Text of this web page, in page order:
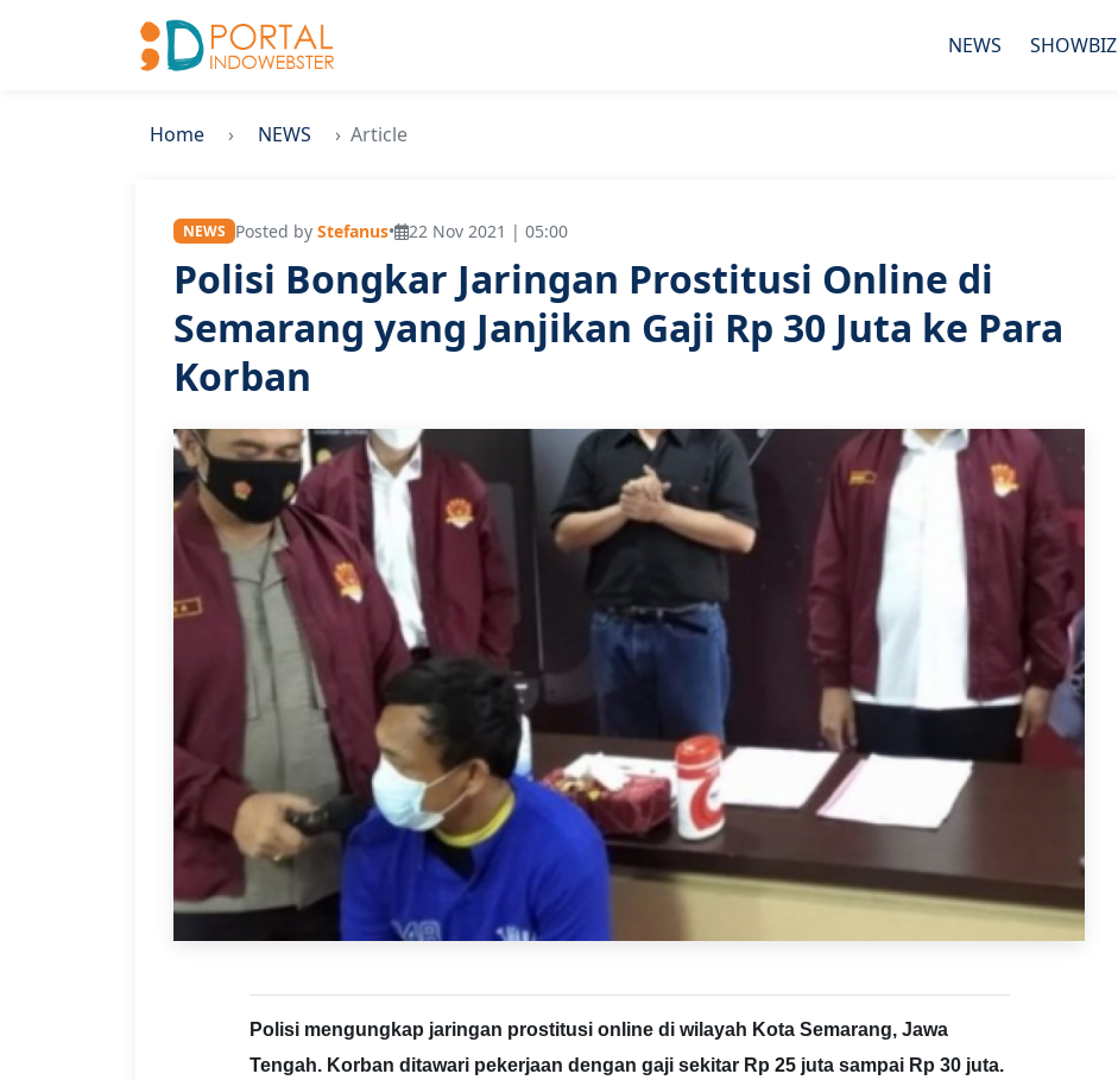
NEWS SHOWBIZ
Home NEWS Article
NEWS Posted by Stefanus• 22 Nov 2021 | 05:00
Polisi Bongkar Jaringan Prostitusi Online di
Semarang yang Janjikan Gaji Rp 30 Juta ke Para
Korban
Polisi mengungkap jaringan prostitusi online di wilayah Kota Semarang, Jawa
Tengah. Korban ditawari pekerjaan dengan gaji sekitar Rp 25 juta sampai Rp 30 juta.